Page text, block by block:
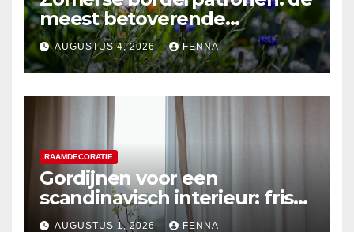
meest betoverende
zomerbloeiers voor jouw tuin
AUGUSTUS 4, 2026 FENNA
RAAMDECORATIE
Gordijnen voor een
scandinavisch interieur: frisse
en lichte ontwerpen
AUGUSTUS 1, 2026 FENNA